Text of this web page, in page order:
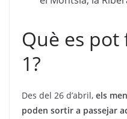
Què es pot
1?
Des del 26 d’abril, els
poden sortir a passejar